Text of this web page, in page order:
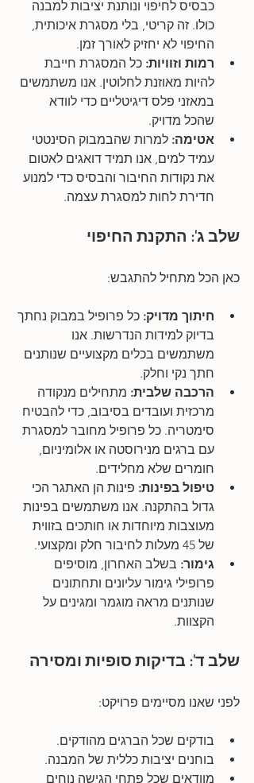
כבסיס לחיפוי ונותנת יציבות למבנה
כולו. זה קריטי, בלי מסגרת איכותית,
החיפוי לא יחזיק לאורך זמן.
רמות וזוויות: כל המסגרת חייבת
להיות מאוזנת לחלוטין. אנו משתמשים
במאזני פלס דיגיטליים כדי לוודא
שהכל מדויק.
אטימה: למרות שהבמבוק הסינטטי
עמיד למים, אנו תמיד דואגים לאטום
את נקודות החיבור והבסיס כדי למנוע
חדירת לחות למסגרת עצמה.
שלב ג': התקנת החיפוי
כאן הכל מתחיל להתגבש:
חיתוך מדויק: כל פרופיל במבוק נחתך
בדיוק למידות הנדרשות. אנו
משתמשים בכלים מקצועיים שנותנים
חתך נקי וחלק.
הרכבה שלבית: מתחילים מנקודה
מרכזית ועובדים בסיבוב, כדי להבטיח
סימטריה. כל פרופיל מחובר למסגרת
עם ברגים מנירוסטה או אלומיניום,
חומרים שלא מחלידים.
טיפול בפינות: פינות הן האתגר הכי
גדול בהתקנה. אנו משתמשים בפינות
מעוצבות מיוחדות או חותכים בזווית
של 45 מעלות לחיבור חלק ומקצועי.
גימור: בשלב האחרון, מוסיפים
פרופילי גימור עליונים ותחתונים
שנותנים מראה מוגמר ומגינים על
הקצוות.
שלב ד': בדיקות סופיות ומסירה
לפני שאנו מסיימים פרויקט:
בודקים שכל הברגים מהודקים.
בוחנים יציבות כללית של המבנה.
מוודאים שכל פתחי הגישה נוחים